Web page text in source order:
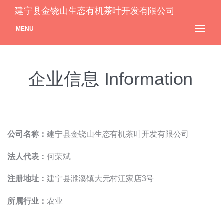
建宁县金铙山生态有机茶叶开发有限公司
MENU
企业信息 Information
公司名称： 建宁县金铙山生态有机茶叶开发有限公司
法人代表： 何荣斌
注册地址： 建宁县濉溪镇大元村江家店3号
所属行业： 农业